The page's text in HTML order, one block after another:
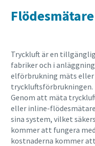
Tryckluft är en
fabriker och i
elförbrukning mäts eller
tryckluftsförbrukningen.
Genom att mäta
eller inline-
sina system, vilket
kommer att fungera
kostnaderna kommer